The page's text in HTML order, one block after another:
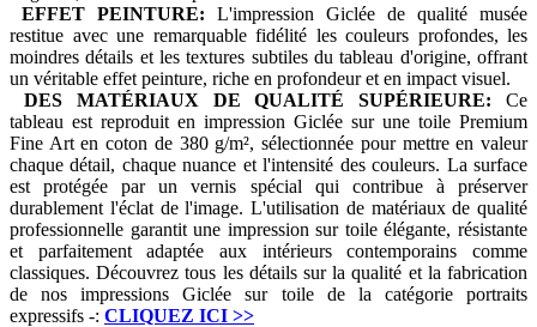
EFFET PEINTURE: L'impression Giclée de qualité musée
restitue avec une remarquable fidélité les couleurs profondes, les
moindres détails et les textures subtiles du tableau d'origine, offrant
un véritable effet peinture, riche en profondeur et en impact visuel.
DES MATÉRIAUX DE QUALITÉ SUPÉRIEURE: Ce
tableau est reproduit en impression Giclée sur une toile Premium
Fine Art en coton de 380 g/m², sélectionnée pour mettre en valeur
chaque détail, chaque nuance et l'intensité des couleurs. La surface
est protégée par un vernis spécial qui contribue à préserver
durablement l'éclat de l'image. L'utilisation de matériaux de qualité
professionnelle garantit une impression sur toile élégante, résistante
et parfaitement adaptée aux intérieurs contemporains comme
classiques. Découvrez tous les détails sur la qualité et la fabrication
de nos impressions Giclée sur toile de la catégorie portraits
expressifs -: CLIQUEZ ICI >>